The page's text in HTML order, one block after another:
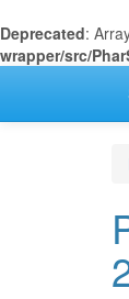
Deprecated:
wrapper/src/
treści